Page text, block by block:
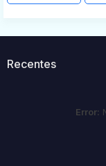
Recentes
Error: